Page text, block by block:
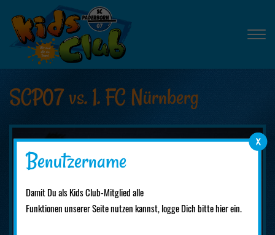
SCP07 vs. 1. FC Nürnberg
Benutzername
Damit Du als Kids Club-Mitglied alle
Funktionen unserer Seite nutzen kannst, logge Dich bitte hier ein.